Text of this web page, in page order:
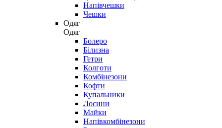
Напівчешки
Чешки
Одяг
Одяг
Болеро
Білизна
Гетри
Колготи
Комбінезони
Кофти
Купальники
Лосини
Майки
Напівкомбінезони